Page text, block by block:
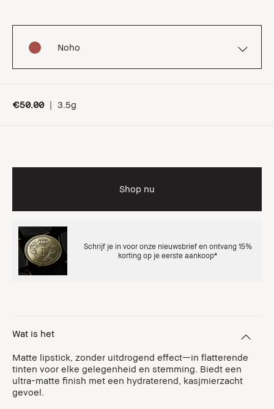
Noho
€50.00 | 3.5g
Shop nu
Schrijf je in voor onze nieuwsbrief en ontvang 15%
korting op je eerste aankoop*
Wat is het
Matte lipstick, zonder uitdrogend effect—in flatterende
tinten voor elke gelegenheid en stemming. Biedt een
ultra-matte finish met een hydraterend, kasjmierzacht
gevoel.